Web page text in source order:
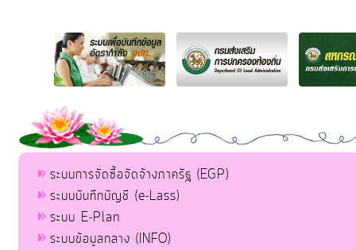
ระบบการจัดซื้อจัดจ้างภาครัฐ (EGP)
ระบบบันทึกบัญชี (e-Lass)
ระบบ E-Plan
ระบบข้อมูลกลาง (INFO)